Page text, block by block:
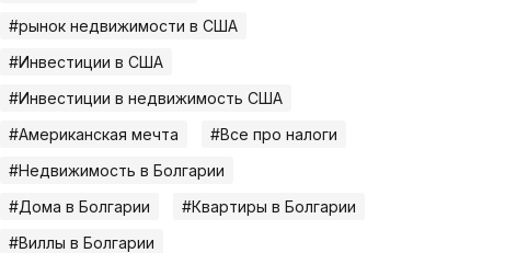
#рынок недвижимости в США
#Инвестиции в США
#Инвестиции в недвижимость США
#Американская мечта
#Все про налоги
#Недвижимость в Болгарии
#Дома в Болгарии
#Квартиры в Болгарии
#Виллы в Болгарии